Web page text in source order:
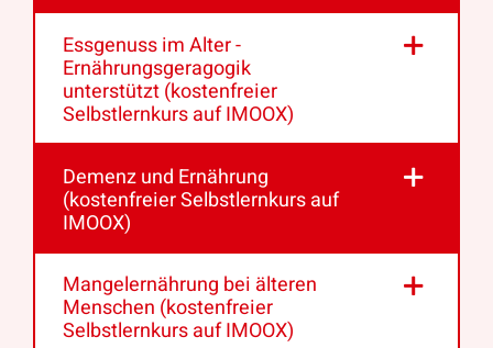
Essgenuss im Alter -
Ernährungsgeragogik
unterstützt (kostenfreier
Selbstlernkurs auf IMOOX)
Demenz und Ernährung
(kostenfreier Selbstlernkurs auf
IMOOX)
Mangelernährung bei älteren
Menschen (kostenfreier
Selbstlernkurs auf IMOOX)